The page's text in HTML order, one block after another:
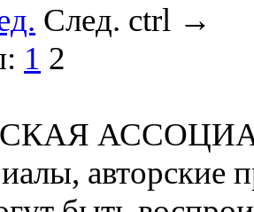
След. ctrl →
1 2
авторские